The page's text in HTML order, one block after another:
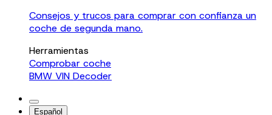
Consejos y trucos para comprar con confianza un
coche de segunda mano.
Herramientas
Comprobar coche
BMW VIN Decoder
Español